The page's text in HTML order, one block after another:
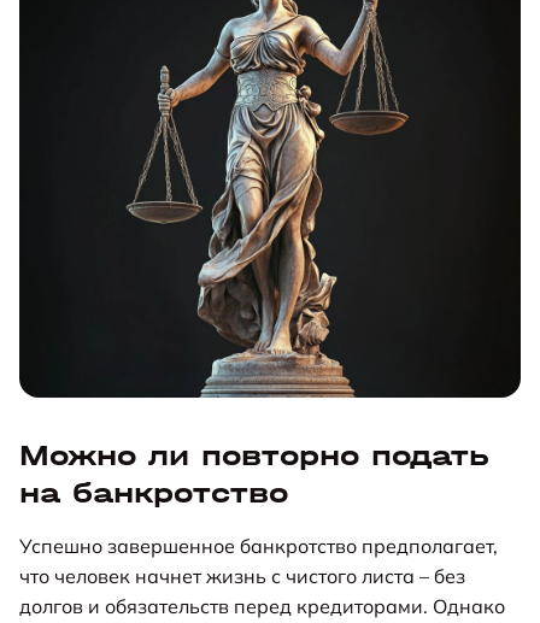
Можно ли повторно подать
на банкротство
Успешно завершенное банкротство предполагает,
что человек начнет жизнь с чистого листа – без
долгов и обязательств перед кредиторами. Однако